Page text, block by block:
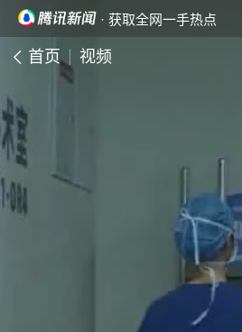
· 获取全网一手热点
首页 视频